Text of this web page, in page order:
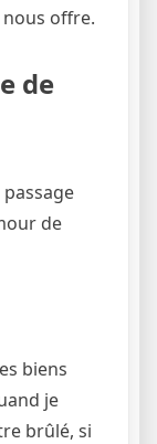
nous offre.
de
de
biens
je
brûlé, si